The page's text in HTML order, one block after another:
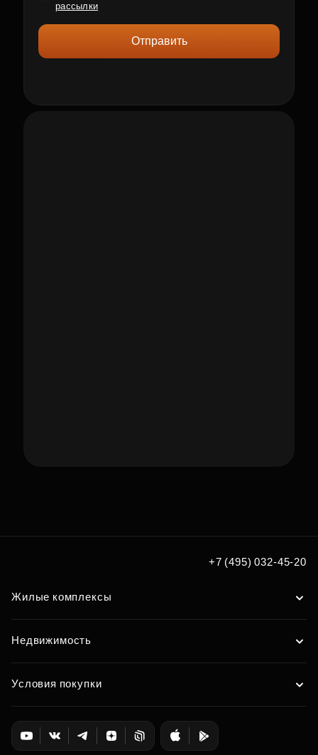
рассылки
Отправить
+7 (495) 032-45-20
Жилые комплексы
Недвижимость
Условия покупки